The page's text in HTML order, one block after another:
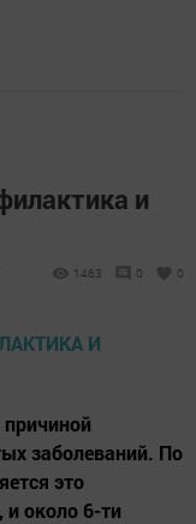
и
1463 0 0
причиной
заболеваний. По
это
и около 6-ти